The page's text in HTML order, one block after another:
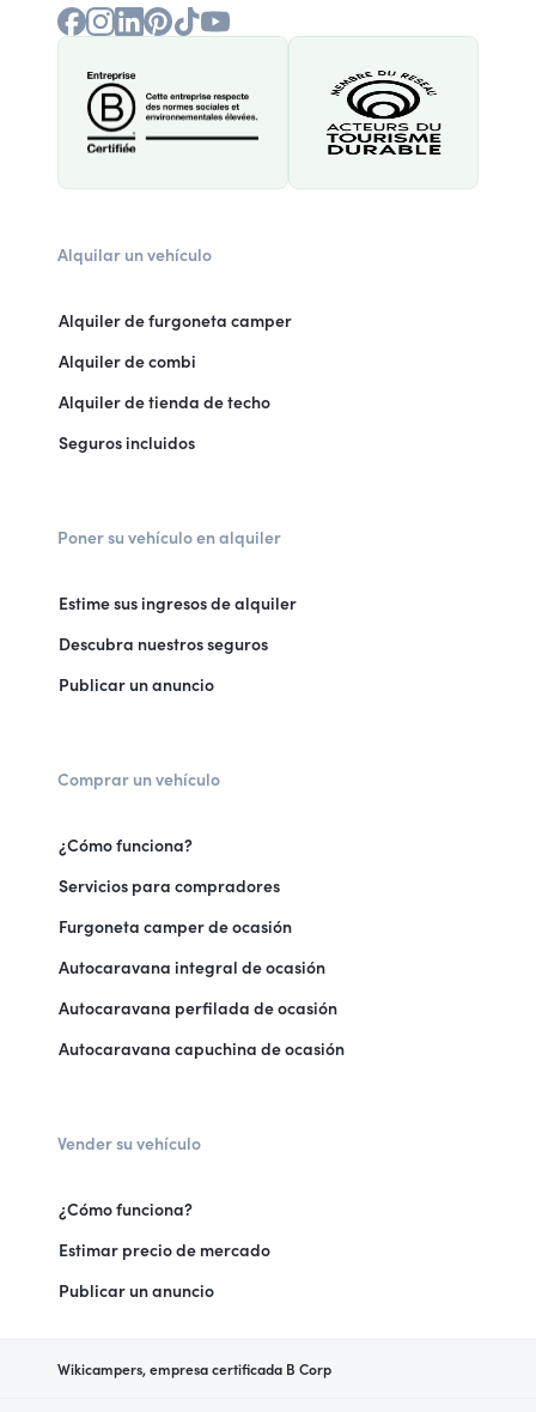
Alquilar un vehículo
Alquiler de furgoneta camper
Alquiler de combi
Alquiler de tienda de techo
Seguros incluidos
Poner su vehículo en alquiler
Estime sus ingresos de alquiler
Descubra nuestros seguros
Publicar un anuncio
Comprar un vehículo
¿Cómo funciona?
Servicios para compradores
Furgoneta camper de ocasión
Autocaravana integral de ocasión
Autocaravana perfilada de ocasión
Autocaravana capuchina de ocasión
Vender su vehículo
¿Cómo funciona?
Estimar precio de mercado
Publicar un anuncio
Wikicampers, empresa certificada B Corp